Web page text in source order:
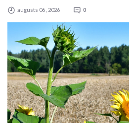
augusts 06 , 2026 0